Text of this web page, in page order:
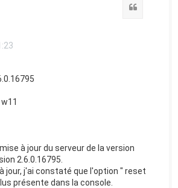
à jour du serveur de la version
2.6.0.16795.
jour, j'ai constaté que l'option " reset
présente dans la console.